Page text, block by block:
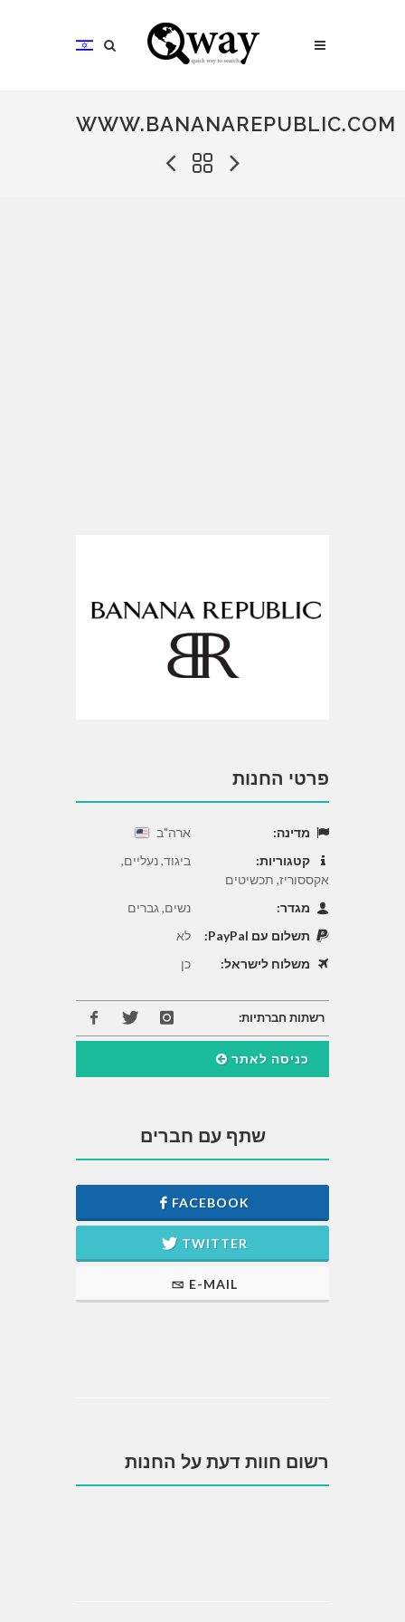
WWW.BANANAREPUBLIC.COM
פרטי החנות
מדינה:
ארה"ב
קטגוריות:
ביגוד, נעליים,
אקססוריז, תכשיטים
מגדר:
נשים, גברים
תשלום עם PayPal:
לא
משלוח לישראל:
כן
רשתות חברתיות:
כניסה לאתר
שתף עם חברים
FACEBOOK
TWITTER
E-MAIL
רשום חוות דעת על החנות